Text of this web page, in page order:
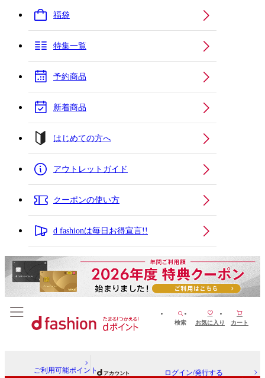
福袋
特集一覧
予約商品
新着商品
はじめての方へ
アウトレットガイド
クーポンの使い方
d fashionは毎日お得宣言!!
検索 お気に入り カート
ご利用可能ポイント ログイン/発行する